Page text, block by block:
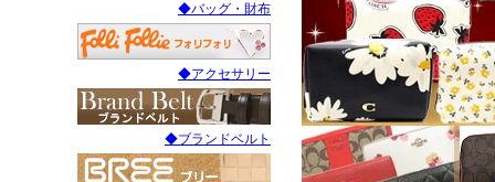
◆バッグ・財布
◆アクセサリー
◆ブランドベルト